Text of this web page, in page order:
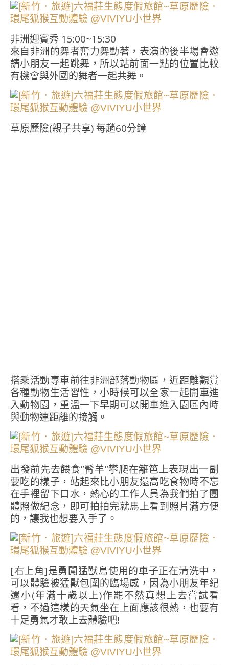
非洲迎賓秀 15:00~15:30
來自非洲的舞者奮力舞動著，表演的後半場會邀
請小朋友一起跳舞，所以站前面一點的位置比較
有機會與外國的舞者一起共舞。
草原歷險(親子共享) 每趟60分鐘
搭乘活動專車前往非洲部落動物區，近距離觀賞
各種動物生活習性，小時候可以全家一起開車進
入動物園，重溫一下早期可以開車進入園區內時
與動物連距離的接觸。
出發前先去餵食”髯羊”攀爬在籬笆上表現出一副
要吃的樣子，站起來比小朋友還高吃食物時不忘
在手裡留下口水，熱心的工作人員為我們拍了團
體照做紀念，即可拍拍完就馬上看到照片滿方便
的，讓我也想要入手了。
[右上角]是勇闖猛獸島使用的車子正在清洗中，
可以體驗被猛獸包圍的臨場感，因為小朋友年紀
還小(年滿十歲以上)作罷不然真想上去嘗試看
看，不過這樣的天氣坐在上面應該很熱，也要有
十足勇氣才敢上去體驗吧!